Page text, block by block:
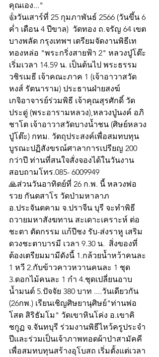
คุณเอง..."
👍วันเสาร์ที่ 25 กุมภาพันธ์ 2566 (วันขึ้น 6
ค่ำ เดือน 4 ปีขาล)  วัดทอง ถ.จรัญ 64 เขต
บางพลัด กรุงเทพฯ เตรียมจัดงานพิธีเท
ทองหล่อ "พระกริ่งสายฟ้า 2" หลวงปู่โต๊ะ
เริ่มเวลา 14.59 น. เป็นต้นไป พระธรรม
วชิรเมธี เจ้าคณะภาค 1 (เจ้าอาวาสวัด
หงส์ รัตนาราม) ประธานฝ่ายสงฆ์
เกจิอาจารย์ร่วมพิธี เจ้าคุณสุรศักดิ์ วัด
ประดู่ (พระอารามหลวง),หลวงปู่นงค์ อภิ
ชาโต เจ้าอาวาสวัดบางน้ำชน (ศิษย์หลวง
ปู่โต๊ะ) กทม. วัตถุประสงค์เพื่อสมทบทุน
บูรณะปฏิสังขรณ์ศาลาการเปรียญ 200
กว่าปี ท่านที่สนใจสั่งจองได้ในวันงาน
สอบถามโทร.085- 6009949
🙏ส่วนวันอาทิตย์ที่ 26 ก.พ. นี้ หลวงพ่อ
รวย กันตสาโร วัดป่ามหาลาภ
อ.ประจันตคาม จ.ปราจีน บุรี จะทำพิธี
ถวายมหาสังฆทาน สะเดาะเคราะห์ ต่อ
ชะตา ตัดกรรม แก้ปีชง รับ-ส่งราหู เสริม
ดวงชะตาบารมี เวลา 9.30 น.  สิ่งของที่
ต้องเตรียมมามีดังนี้ 1.กล้วยน้ำหว้าคนละ
1 หวี 2.กับข้าวคาวหวานคนละ 1 ชุด
3.ดอกไม้คนละ 1 กำ 4.ชุดเปลี่ยนอาบ
น้ำมนต์ 5.ปัจจัย 380 บาท ....วันเดียวกัน
(26กพ.) เรียนเชิญศิษยานุศิษย์"ท่านพ่อ
โสต สิริธัมโม" วัดเขาหินโค่ง อ.เขาคิ
ชกูฏ จ.จันทบุรี ร่วมงานพิธีไหว้ครูประจำ
ปีและร่วมเป็นเจ้าภาพทอดผ้าป่าสามัคคี
เพื่อสมทบทุนสร้างอุโบสถ เริ่มตั้งแต่เวลา